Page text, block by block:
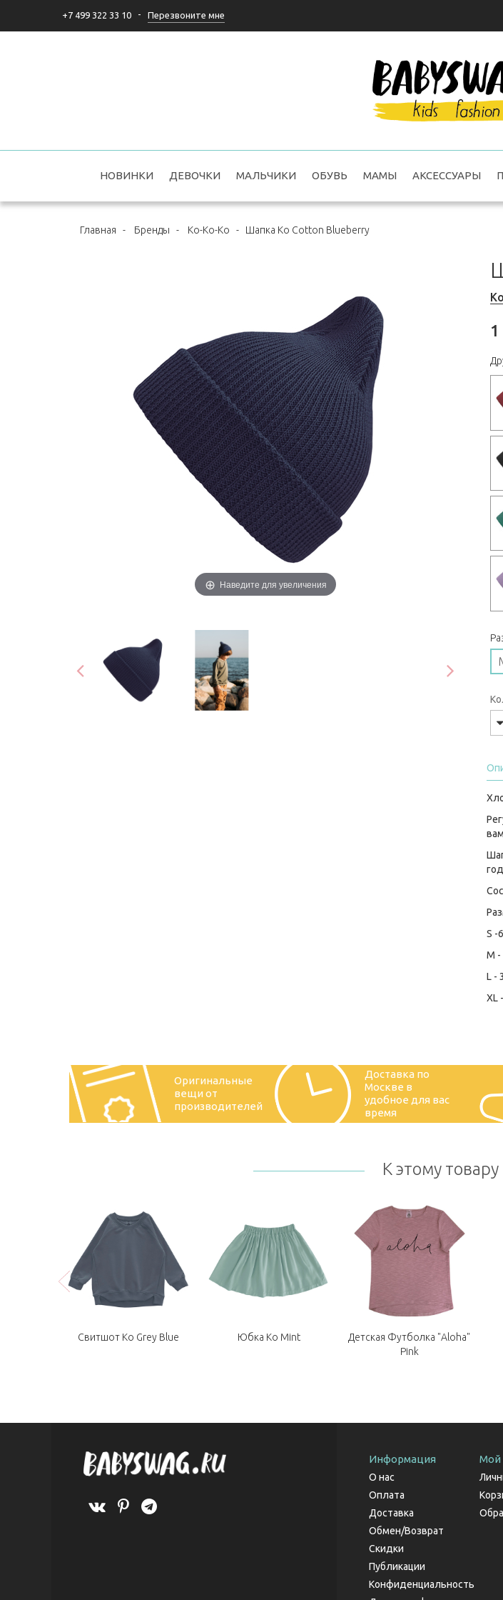
+7 499 322 33 10 - Перезвоните мне
НОВИНКИ ДЕВОЧКИ МАЛЬЧИКИ ОБУВЬ МАМЫ АКСЕССУАРЫ
Главная - Бренды - Ko-Ko-Ko - Шапка Ko Cotton Blueberry
Наведите для увеличения
S -
M
L -
XL
Оригинальные
вещи от
производителей
Доставка по
Москве в
удобное для вас
время
К этому
Свитшот Ko Grey Blue Юбка Ko Mint
Детская Футболка "Aloha"
Pink
Информация
О нас
Оплата
Доставка
Обмен/Возврат
Скидки
Публикации
Конфиденциальность
Мой